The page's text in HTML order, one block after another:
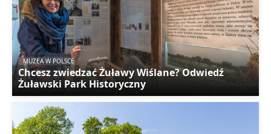
MUZEA W POLSCE
Chcesz zwiedzać Żuławy Wiślane? Odwiedź
Żuławski Park Historyczny